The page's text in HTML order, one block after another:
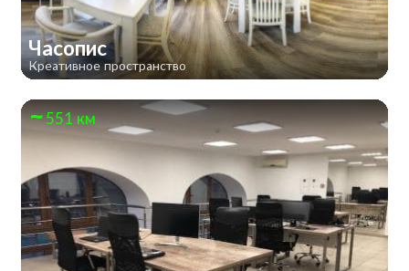
Часопис
Креативное пространство
551 км